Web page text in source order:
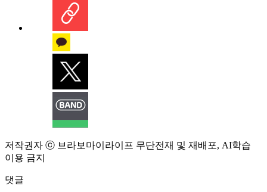
저작권자 ⓒ 브라보마이라이프 무단전재 및 재배포, AI학습
이용 금지
댓글